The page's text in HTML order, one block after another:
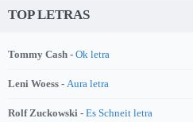
TOP LETRAS
Tommy Cash - Ok letra
Leni Woess - Aura letra
Rolf Zuckowski - Es Schneit letra